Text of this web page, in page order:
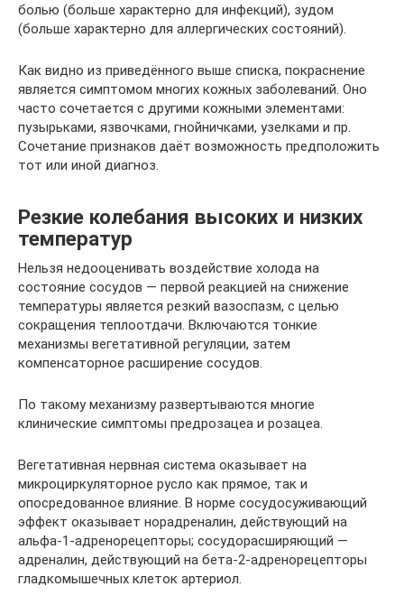
болью (больше характерно для инфекций), зудом
(больше характерно для аллергических состояний).
Как видно из приведённого выше списка, покраснение
является симптомом многих кожных заболеваний. Оно
часто сочетается с другими кожными элементами:
пузырьками, язвочками, гнойничками, узелками и пр.
Сочетание признаков даёт возможность предположить
тот или иной диагноз.
Резкие колебания высоких и низких
температур
Нельзя недооценивать воздействие холода на
состояние сосудов — первой реакцией на снижение
температуры является резкий вазоспазм, с целью
сокращения теплоотдачи. Включаются тонкие
механизмы вегетативной регуляции, затем
компенсаторное расширение сосудов.
По такому механизму развертываются многие
клинические симптомы предрозацеа и розацеа.
Вегетативная нервная система оказывает на
микроциркуляторное русло как прямое, так и
опосредованное влияние. В норме сосудосуживающий
эффект оказывает норадреналин, действующий на
альфа-1-адренорецепторы; сосудорасширяющий —
адреналин, действующий на бета-2-адренорецепторы
гладкомышечных клеток артериол.